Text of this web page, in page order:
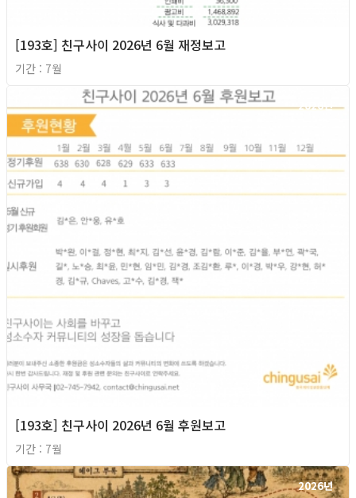
[193호] 친구사이 2026년 6월 재정보고
기간 : 7월
2026년
[193호] 친구사이 2026년 6월 후원보고
기간 : 7월
2026년